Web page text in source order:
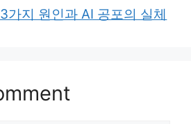
가지 원인과 AI 공포의 실체